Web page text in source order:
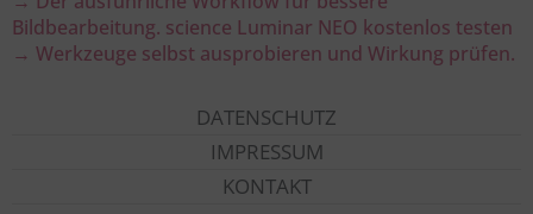
Bildbearbeitung. science Luminar NEO kostenlos testen
→ Werkzeuge selbst ausprobieren und Wirkung prüfen.
DATENSCHUTZ
IMPRESSUM
KONTAKT